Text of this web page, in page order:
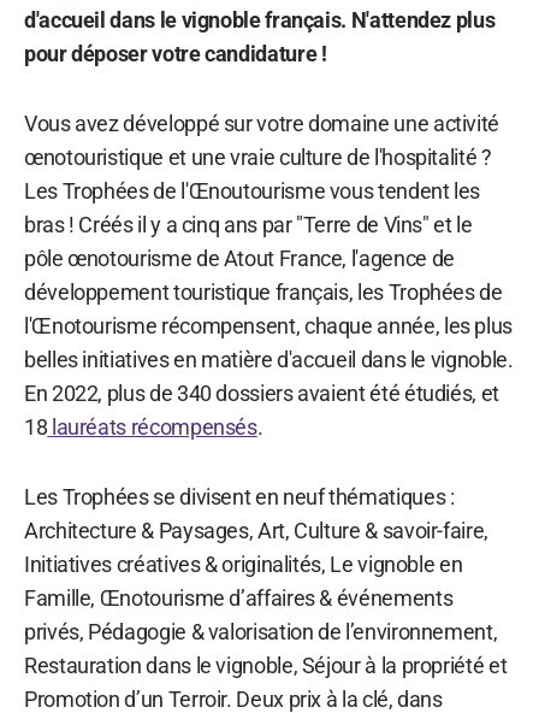
d'accueil dans le vignoble français. N'attendez plus
pour déposer votre candidature !
Vous avez développé sur votre domaine une activité
œnotouristique et une vraie culture de l'hospitalité ?
Les Trophées de l'Œnoutourisme vous tendent les
bras ! Créés il y a cinq ans par "Terre de Vins" et le
pôle œnotourisme de Atout France, l'agence de
développement touristique français, les Trophées de
l'Œnotourisme récompensent, chaque année, les plus
belles initiatives en matière d'accueil dans le vignoble.
En 2022, plus de 340 dossiers avaient été étudiés, et
18 lauréats récompensés.
Les Trophées se divisent en neuf thématiques :
Architecture & Paysages, Art, Culture & savoir-faire,
Initiatives créatives & originalités, Le vignoble en
Famille, Œnotourisme d’affaires & événements
privés, Pédagogie & valorisation de l’environnement,
Restauration dans le vignoble, Séjour à la propriété et
Promotion d’un Terroir. Deux prix à la clé, dans